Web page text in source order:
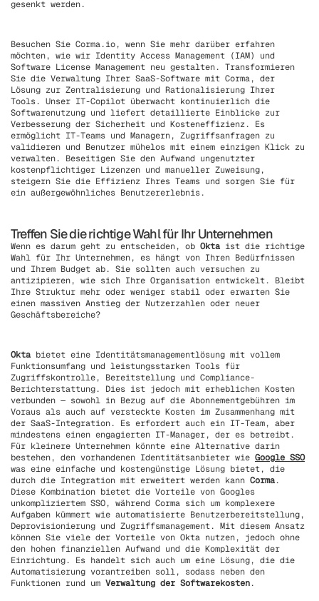
gesenkt werden.
Besuchen Sie Corma.io, wenn Sie mehr darüber erfahren
möchten, wie wir Identity Access Management (IAM) und
Software License Management neu gestalten. Transformieren
Sie die Verwaltung Ihrer SaaS-Software mit Corma, der
Lösung zur Zentralisierung und Rationalisierung Ihrer
Tools. Unser IT-Copilot überwacht kontinuierlich die
Softwarenutzung und liefert detaillierte Einblicke zur
Verbesserung der Sicherheit und Kosteneffizienz. Es
ermöglicht IT-Teams und Managern, Zugriffsanfragen zu
validieren und Benutzer mühelos mit einem einzigen Klick zu
verwalten. Beseitigen Sie den Aufwand ungenutzter
kostenpflichtiger Lizenzen und manueller Zuweisung,
steigern Sie die Effizienz Ihres Teams und sorgen Sie für
ein außergewöhnliches Benutzererlebnis.
Treffen Sie die richtige Wahl für Ihr Unternehmen
Wenn es darum geht zu entscheiden, ob Okta ist die richtige
Wahl für Ihr Unternehmen, es hängt von Ihren Bedürfnissen
und Ihrem Budget ab. Sie sollten auch versuchen zu
antizipieren, wie sich Ihre Organisation entwickelt. Bleibt
Ihre Struktur mehr oder weniger stabil oder erwarten Sie
einen massiven Anstieg der Nutzerzahlen oder neuer
Geschäftsbereiche?
Okta bietet eine Identitätsmanagementlösung mit vollem
Funktionsumfang und leistungsstarken Tools für
Zugriffskontrolle, Bereitstellung und Compliance-
Berichterstattung. Dies ist jedoch mit erheblichen Kosten
verbunden — sowohl in Bezug auf die Abonnementgebühren im
Voraus als auch auf versteckte Kosten im Zusammenhang mit
der SaaS-Integration. Es erfordert auch ein IT-Team, aber
mindestens einen engagierten IT-Manager, der es betreibt.
Für kleinere Unternehmen könnte eine Alternative darin
bestehen, den vorhandenen Identitätsanbieter wie Google SSO
was eine einfache und kostengünstige Lösung bietet, die
durch die Integration mit erweitert werden kann Corma.
Diese Kombination bietet die Vorteile von Googles
unkompliziertem SSO, während Corma sich um komplexere
Aufgaben kümmert wie automatisierte Benutzerbereitstellung,
Deprovisionierung und Zugriffsmanagement. Mit diesem Ansatz
können Sie viele der Vorteile von Okta nutzen, jedoch ohne
den hohen finanziellen Aufwand und die Komplexität der
Einrichtung. Es handelt sich auch um eine Lösung, die die
Automatisierung vorantreiben soll, sodass neben den
Funktionen rund um Verwaltung der Softwarekosten.